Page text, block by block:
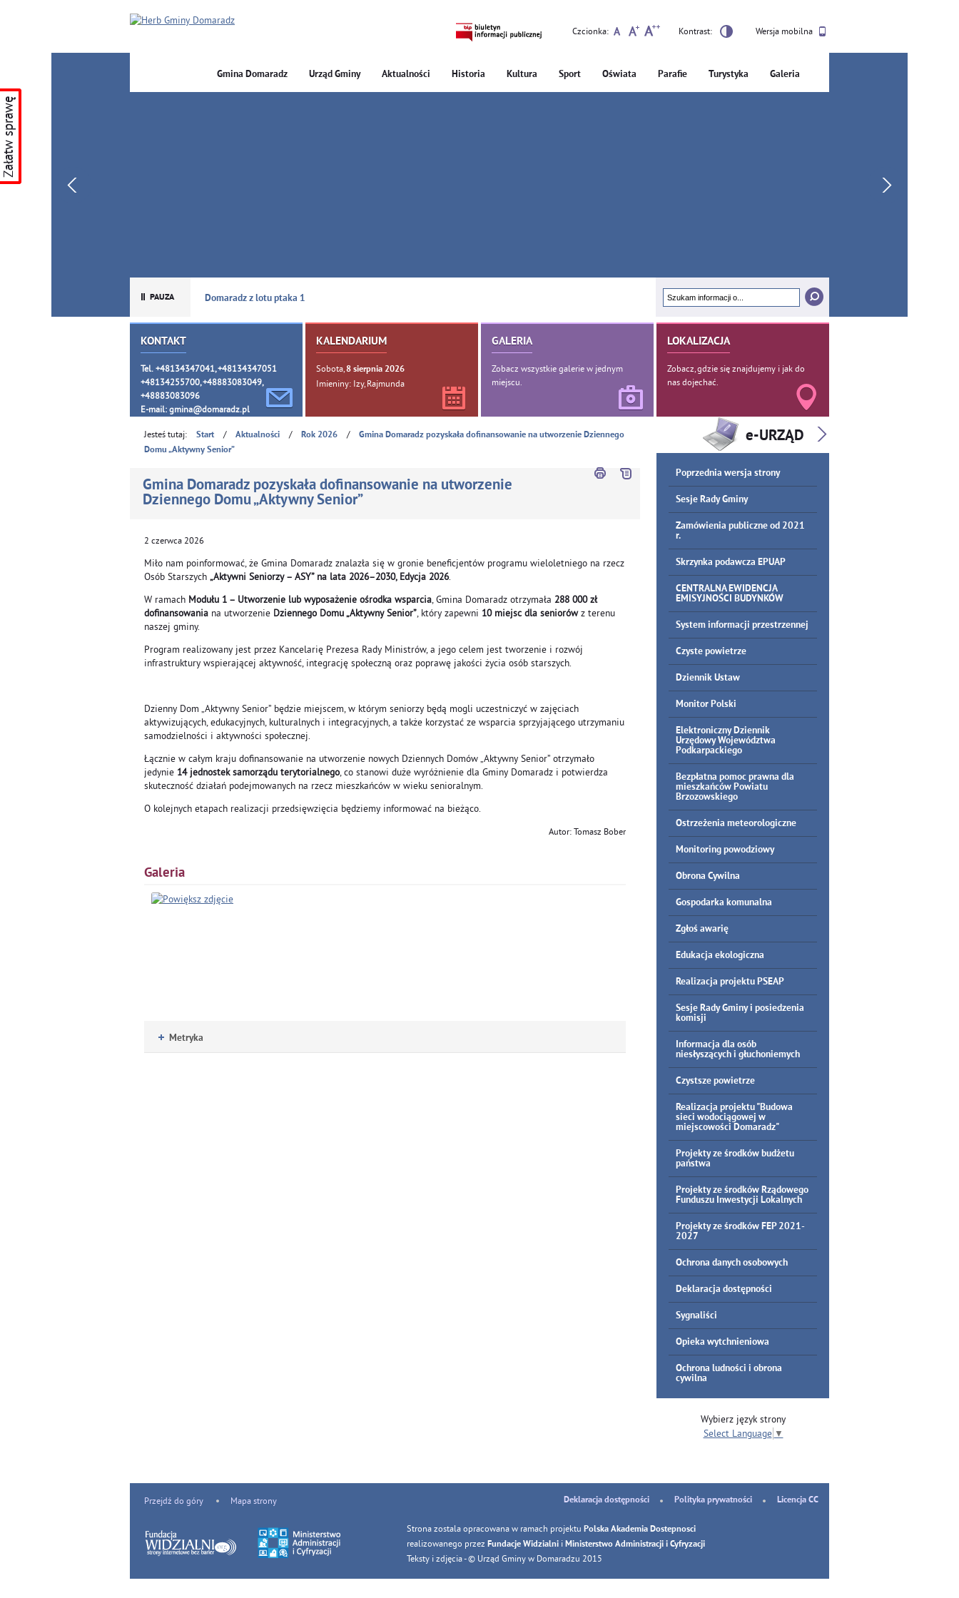
Wersja mobilna
Czcionka: Kontrast:
Gmina Domaradz Urząd Gminy Aktualności Historia Kultura Sport Oświata Parafie Turystyka Galeria
Domaradz z lotu ptaka 1
KONTAKT
Tel. +48134347041, +48134347051
+48134255700, +48883083049,
+48883083096
E-mail: gmina@domaradz.pl
KALENDARIUM
Sobota, 8sierpnia 2026
Imieniny: Izy, Rajmunda
GALERIA
Zobacz wszystkie galerie w jednym
miejscu.
LOKALIZACJA
Zobacz, gdzie się znajdujemy i jak do
nas dojechać.
Załatw sprawę
Jesteś tutaj: Start / Aktualności / Rok 2026 /
Gmina Domaradz pozyskała dofinansowanie na utworzenie Dziennego
Domu „Aktywny Senior”
Gmina Domaradz pozyskała dofinansowanie na utworzenie
Dziennego Domu „Aktywny Senior”
2 czerwca 2026
Miło nam poinformować, że Gmina Domaradz znalazła się w gronie beneficjentów programu wieloletniego na rzecz
Osób Starszych „Aktywni Seniorzy – ASY” na lata 2026–2030, Edycja 2026.
W ramach Modułu 1 – Utworzenie lub wyposażenie ośrodka wsparcia, Gmina Domaradz otrzymała 288 000 zł
dofinansowania na utworzenie Dziennego Domu „Aktywny Senior”, który zapewni 10 miejsc dla seniorówz terenu
naszej gminy.
Program realizowany jest przez Kancelarię Prezesa Rady Ministrów, a jego celem jest tworzenie i rozwój
infrastruktury wspierającej aktywność, integrację społeczną oraz poprawę jakości życia osób starszych.
Dzienny Dom „Aktywny Senior” będzie miejscem, w którym seniorzy będą mogli uczestniczyć w zajęciach
aktywizujących, edukacyjnych, kulturalnych i integracyjnych, a także korzystać ze wsparcia sprzyjającego utrzymaniu
samodzielności i aktywności społecznej.
Łącznie w całym kraju dofinansowanie na utworzenie nowych Dziennych Domów „Aktywny Senior” otrzymało
jedynie 14 jednostek samorządu terytorialnego, co stanowi duże wyróżnienie dla Gminy Domaradz i potwierdza
skuteczność działań podejmowanych na rzecz mieszkańców w wieku senioralnym.
O kolejnych etapach realizacji przedsięwzięcia będziemy informować na bieżąco.
Autor: Tomasz Bober
Galeria
Metryka
Poprzednia wersja strony
Sesje Rady Gminy
Zamówienia publiczne od 2021
r.
Skrzynka podawcza EPUAP
CENTRALNA EWIDENCJA
EMISYJNOŚCI BUDYNKÓW
System informacji przestrzennej
Czyste powietrze
Dziennik Ustaw
Monitor Polski
Elektroniczny Dziennik
Urzędowy Województwa
Podkarpackiego
Bezpłatna pomoc prawna dla
mieszkańców Powiatu
Brzozowskiego
Ostrzeżenia meteorologiczne
Monitoring powodziowy
Obrona Cywilna
Gospodarka komunalna
Zgłoś awarię
Edukacja ekologiczna
Realizacja projektu PSEAP
Sesje Rady Gminy i posiedzenia
komisji
Informacja dla osób
niesłyszących i głuchoniemych
Czystsze powietrze
Realizacja projektu "Budowa
sieci wodociągowej w
miejscowości Domaradz"
Projekty ze środków budżetu
państwa
Projekty ze środków Rządowego
Funduszu Inwestycji Lokalnych
Projekty ze środków FEP 2021-
2027
Ochrona danych osobowych
Deklaracja dostępności
Sygnaliści
Opieka wytchnieniowa
Ochrona ludności i obrona
cywilna
Wybierz język strony
Select Language ▼
Przejdź do góry Mapa strony Deklaracja dostępności Polityka prywatności Licencja CC
Strona zostala opracowana w ramach projektu Polska Akademia Dostepnosci
realizowanego przez Fundacje Widzialni i Ministerstwo Administracji i Cyfryzacji
Teksty i zdjęcia - © Urząd Gminy w Domaradzu 2015